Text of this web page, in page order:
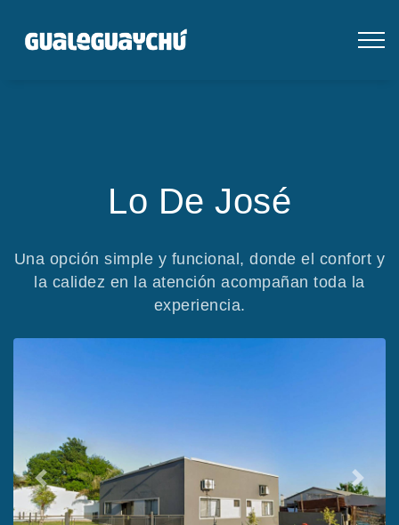
Lo De José
Una opción simple y funcional, donde el confort y
la calidez en la atención acompañan toda la
experiencia.
Anterior